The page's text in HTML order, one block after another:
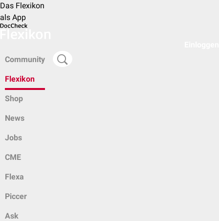
Das Flexikon
als App
Community
Flexikon
Shop
News
Jobs
CME
Flexa
Piccer
Ask